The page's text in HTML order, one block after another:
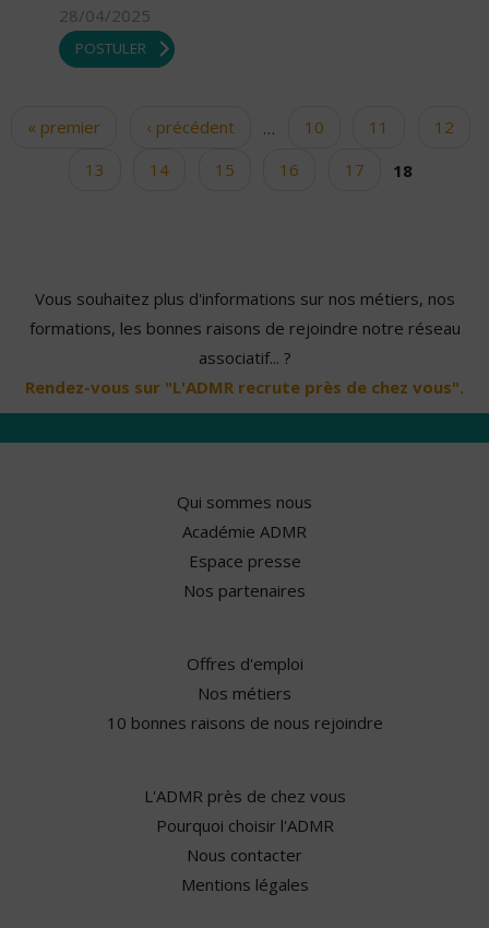
28/04/2025
POSTULER
Pages
« premier ‹ précédent … 10 11
12
13
14 15 16 17 18
Vous souhaitez plus d'informations sur nos métiers, nos
formations, les bonnes raisons de rejoindre notre réseau
associatif... ?
Rendez-vous sur "L'ADMR recrute près de chez vous".
Qui sommes nous
Académie ADMR
Espace presse
Nos partenaires
Offres d'emploi
Nos métiers
10 bonnes raisons de nous rejoindre
L'ADMR près de chez vous
Pourquoi choisir l'ADMR
Nous contacter
Mentions légales